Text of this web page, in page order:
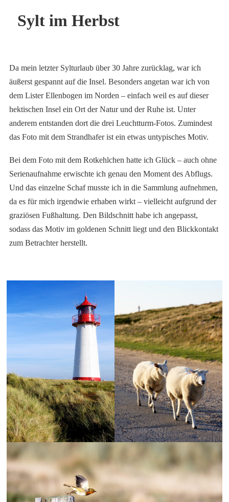
Sylt im Herbst
Da mein letzter Sylturlaub über 30 Jahre zurücklag, war ich
äußerst gespannt auf die Insel. Besonders angetan war ich von
dem Lister Ellenbogen im Norden – einfach weil es auf dieser
hektischen Insel ein Ort der Natur und der Ruhe ist. Unter
anderem entstanden dort die drei Leuchtturm-Fotos. Zumindest
das Foto mit dem Strandhafer ist ein etwas untypisches Motiv.
Bei dem Foto mit dem Rotkehlchen hatte ich Glück – auch ohne
Serienaufnahme erwischte ich genau den Moment des Abflugs.
Und das einzelne Schaf musste ich in die Sammlung aufnehmen,
da es für mich irgendwie erhaben wirkt – vielleicht aufgrund der
graziösen Fußhaltung. Den Bildschnitt habe ich angepasst,
sodass das Motiv im goldenen Schnitt liegt und den Blickkontakt
zum Betrachter herstellt.